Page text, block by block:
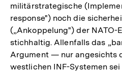
militärstrategische
response") noch die
(„Ankoppelung") der NATO-
stichhaltig. Allenfalls das
Argument — nur angesichts
westlichen INF-Systemen